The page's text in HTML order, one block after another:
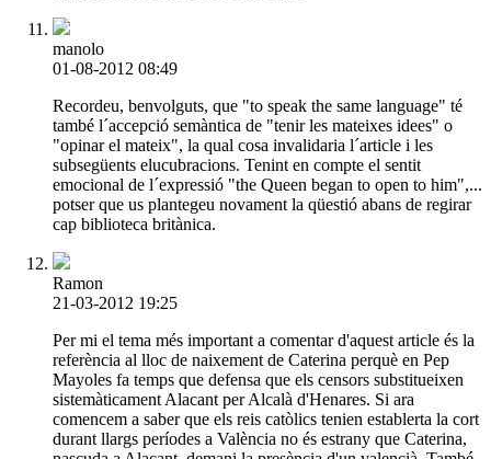
manolo
01-08-2012 08:49
Recordeu, benvolguts, que "to speak the same language" té
també l´accepció semàntica de "tenir les mateixes idees" o
"opinar el mateix", la qual cosa invalidaria l´article i les
subsegüents elucubracions. Tenint en compte el sentit
emocional de l´expressió "the Queen began to open to him",...
potser que us plantegeu novament la qüestió abans de regirar
cap biblioteca britànica.
Ramon
21-03-2012 19:25
Per mi el tema més important a comentar d'aquest article és la
referència al lloc de naixement de Caterina perquè en Pep
Mayoles fa temps que defensa que els censors substitueixen
sistemàticament Alacant per Alcalà d'Henares. Si ara
comencem a saber que els reis catòlics tenien establerta la cort
durant llargs períodes a València no és estrany que Caterina,